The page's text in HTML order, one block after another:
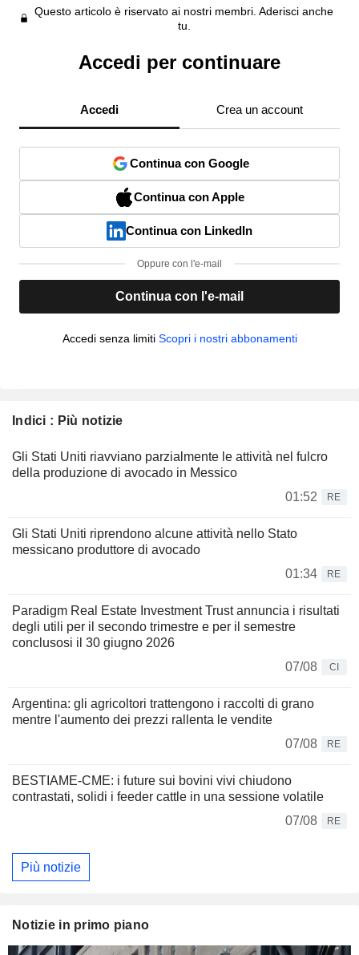
Questo articolo è riservato ai nostri membri. Aderisci anche
tu.
Accedi per continuare
Accedi Crea un account
Continua con Google
Continua con Apple
Continua con LinkedIn
Oppure con l'e-mail
Continua con l'e-mail
Accedi senza limiti Scopri i nostri abbonamenti
Indici : Più notizie
Gli Stati Uniti riavviano parzialmente le attività nel fulcro
della produzione di avocado in Messico
01:52
RE
Gli Stati Uniti riprendono alcune attività nello Stato
messicano produttore di avocado
01:34
RE
Paradigm Real Estate Investment Trust annuncia i risultati
degli utili per il secondo trimestre e per il semestre
conclusosi il 30 giugno 2026
07/08
CI
Argentina: gli agricoltori trattengono i raccolti di grano
mentre l'aumento dei prezzi rallenta le vendite
07/08
RE
BESTIAME-CME: i future sui bovini vivi chiudono
contrastati, solidi i feeder cattle in una sessione volatile
07/08
RE
Più notizie
Notizie in primo piano